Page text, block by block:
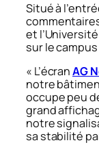
Situé à
et
sur le
« L’écranAG
notre
occupe peu
grand
notre
sa stabilité